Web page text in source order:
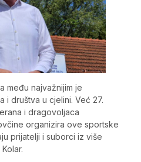
među najvažnijim je
i društva u cjelini. Već 27.
i dragovoljaca
organizira ove sportske
prijatelji i suborci iz više